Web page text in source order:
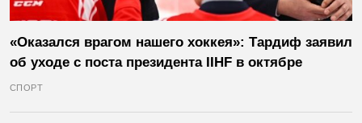
«Оказался врагом нашего хоккея»: Тардиф заявил
об уходе с поста президента IIHF в октябре
СПОРТ